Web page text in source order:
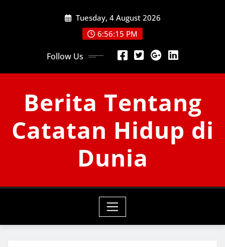
Tuesday, 4 August 2026
6:56:17 PM
Follow Us
Berita Tentang
Catatan Hidup di
Dunia